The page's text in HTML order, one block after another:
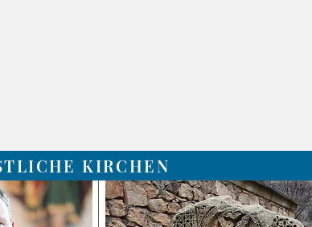
KIRCHEN